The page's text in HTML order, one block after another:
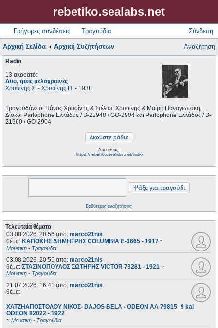
rebetiko.sealabs.net
Γρήγορες συνδέσεις Τραγούδια Σύνδεση
Αρχική Σελίδα Αρχική Συζητήσεων Αναζήτηση
Radio
13 ακροατές
Δυο, τρεις μελαχροινές
Χρυσίνης Σ. - Χρυσίνης Π. - 1938
Τραγουδάνε οι Πάνος Χρυσίνης & Στέλιος Χρυσίνης & Μαίρη Παναγιωτάκη.
Δίσκοι Parlophone Ελλάδος / B-21948 / GO-2904 και Parlophone Ελλάδος / B-
21960 / GO-2904
Απευθείας:
https://rebetiko.sealabs.net/radio
Βαθύτερες αναζητήσεις;
Τελευταία θέματα
03.08.2026, 20:56 από: marco21nis
θέμα: ΚΑΠΟΚΗΣ ΔΗΜΗΤΡΗΣ COLUMBIA E-3665 - 1917 ~
Μουσική - Τραγούδια
03.08.2026, 20:55 από: marco21nis
θέμα: ΣΤΑΣΙΝΟΠΟΥΛΟΣ ΣΩΤΗΡΗΣ VICTOR 73281 - 1921 ~
Μουσική - Τραγούδια
21.07.2026, 16:41 από: marco21nis
θέμα:
ΧΑΤΖΗΑΠΟΣΤΟΛΟΥ ΝΙΚΟΣ- DAJOS BELA - ODEON AA 79815_9 kai
ODEON 82022 - 1922
~ Μουσική - Τραγούδια